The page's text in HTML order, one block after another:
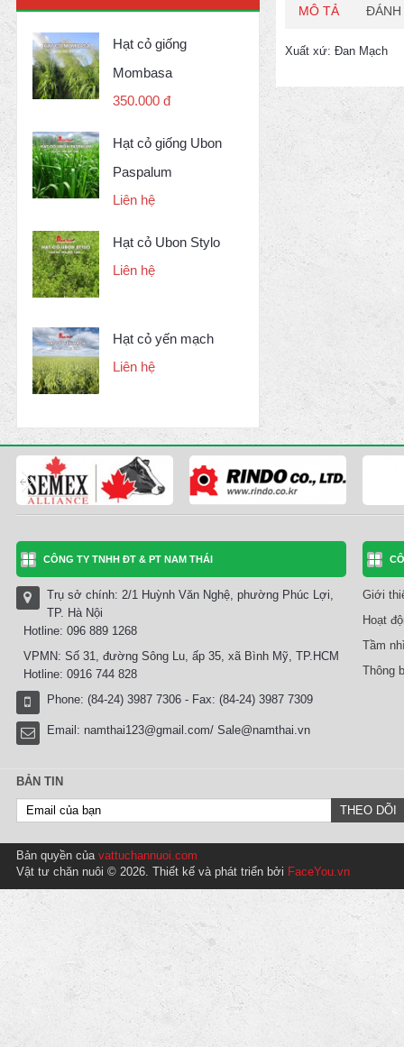
Hạt cỏ giống
Mombasa
350.000 đ
Hạt cỏ giống Ubon
Paspalum
Liên hệ
Hạt cỏ Ubon Stylo
Liên hệ
Hạt cỏ yến mạch
Liên hệ
MÔ TẢ ĐÁNH
Xuất xứ: Đan Mạch
CÔNG TY TNHH ĐT & PT NAM THÁI
Trụ sở chính: 2/1 Huỳnh Văn Nghệ, phường Phúc Lợi,
TP. Hà Nội
Hotline: 096 889 1268
VPMN: Số 31, đường Sông Lu, ấp 35, xã Bình Mỹ, TP.HCM
Hotline: 0916 744 828
Phone: (84-24) 3987 7306 - Fax: (84-24) 3987 7309
Email: namthai123@gmail.com/ Sale@namthai.vn
Giới
Hoạt
Tầm
Thông
BẢN TIN
Bản quyền của vattuchannuoi.com
Vật tư chăn nuôi © 2026. Thiết kế và phát triển bởi FaceYou.vn